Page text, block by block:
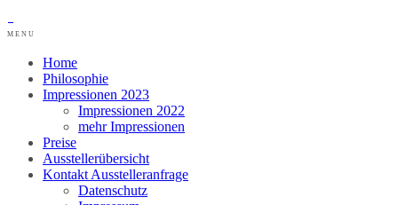
MENU
Home
Philosophie
Impressionen 2023
Impressionen 2022
mehr Impressionen
Preise
Ausstellerübersicht
Kontakt Ausstelleranfrage
Datenschutz